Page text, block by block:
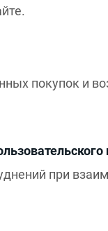
покупок и
при